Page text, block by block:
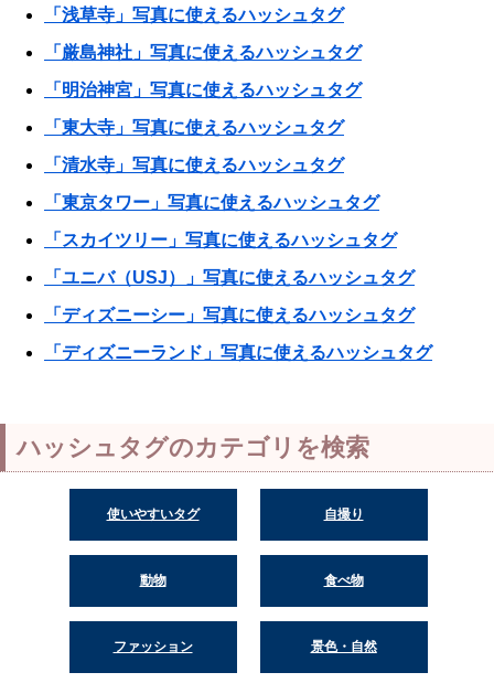
「浅草寺」写真に使えるハッシュタグ
「厳島神社」写真に使えるハッシュタグ
「明治神宮」写真に使えるハッシュタグ
「東大寺」写真に使えるハッシュタグ
「清水寺」写真に使えるハッシュタグ
「東京タワー」写真に使えるハッシュタグ
「スカイツリー」写真に使えるハッシュタグ
「ユニバ（USJ）」写真に使えるハッシュタグ
「ディズニーシー」写真に使えるハッシュタグ
「ディズニーランド」写真に使えるハッシュタグ
ハッシュタグのカテゴリを検索
使いやすいタグ 自撮り
動物 食べ物
ファッション 景色・自然